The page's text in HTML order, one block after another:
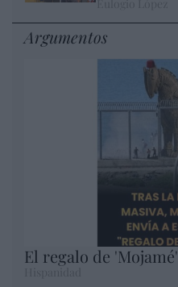
Argumentos
El regalo de 'Mojamé'